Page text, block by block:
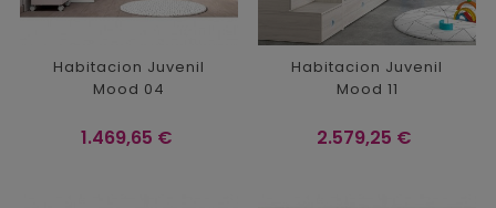
Habitacion Juvenil
Mood 04
Precio
1.469,65 €
Habitacion Juvenil
Mood 11
Precio
2.579,25 €